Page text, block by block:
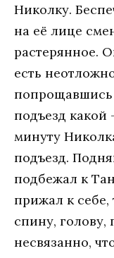
Николку.
на её лице
растерянное.
есть
попрощавшись
подъезд какой
минуту
подъезд.
подбежал к
прижал к
спину, голову,
несвязанно,